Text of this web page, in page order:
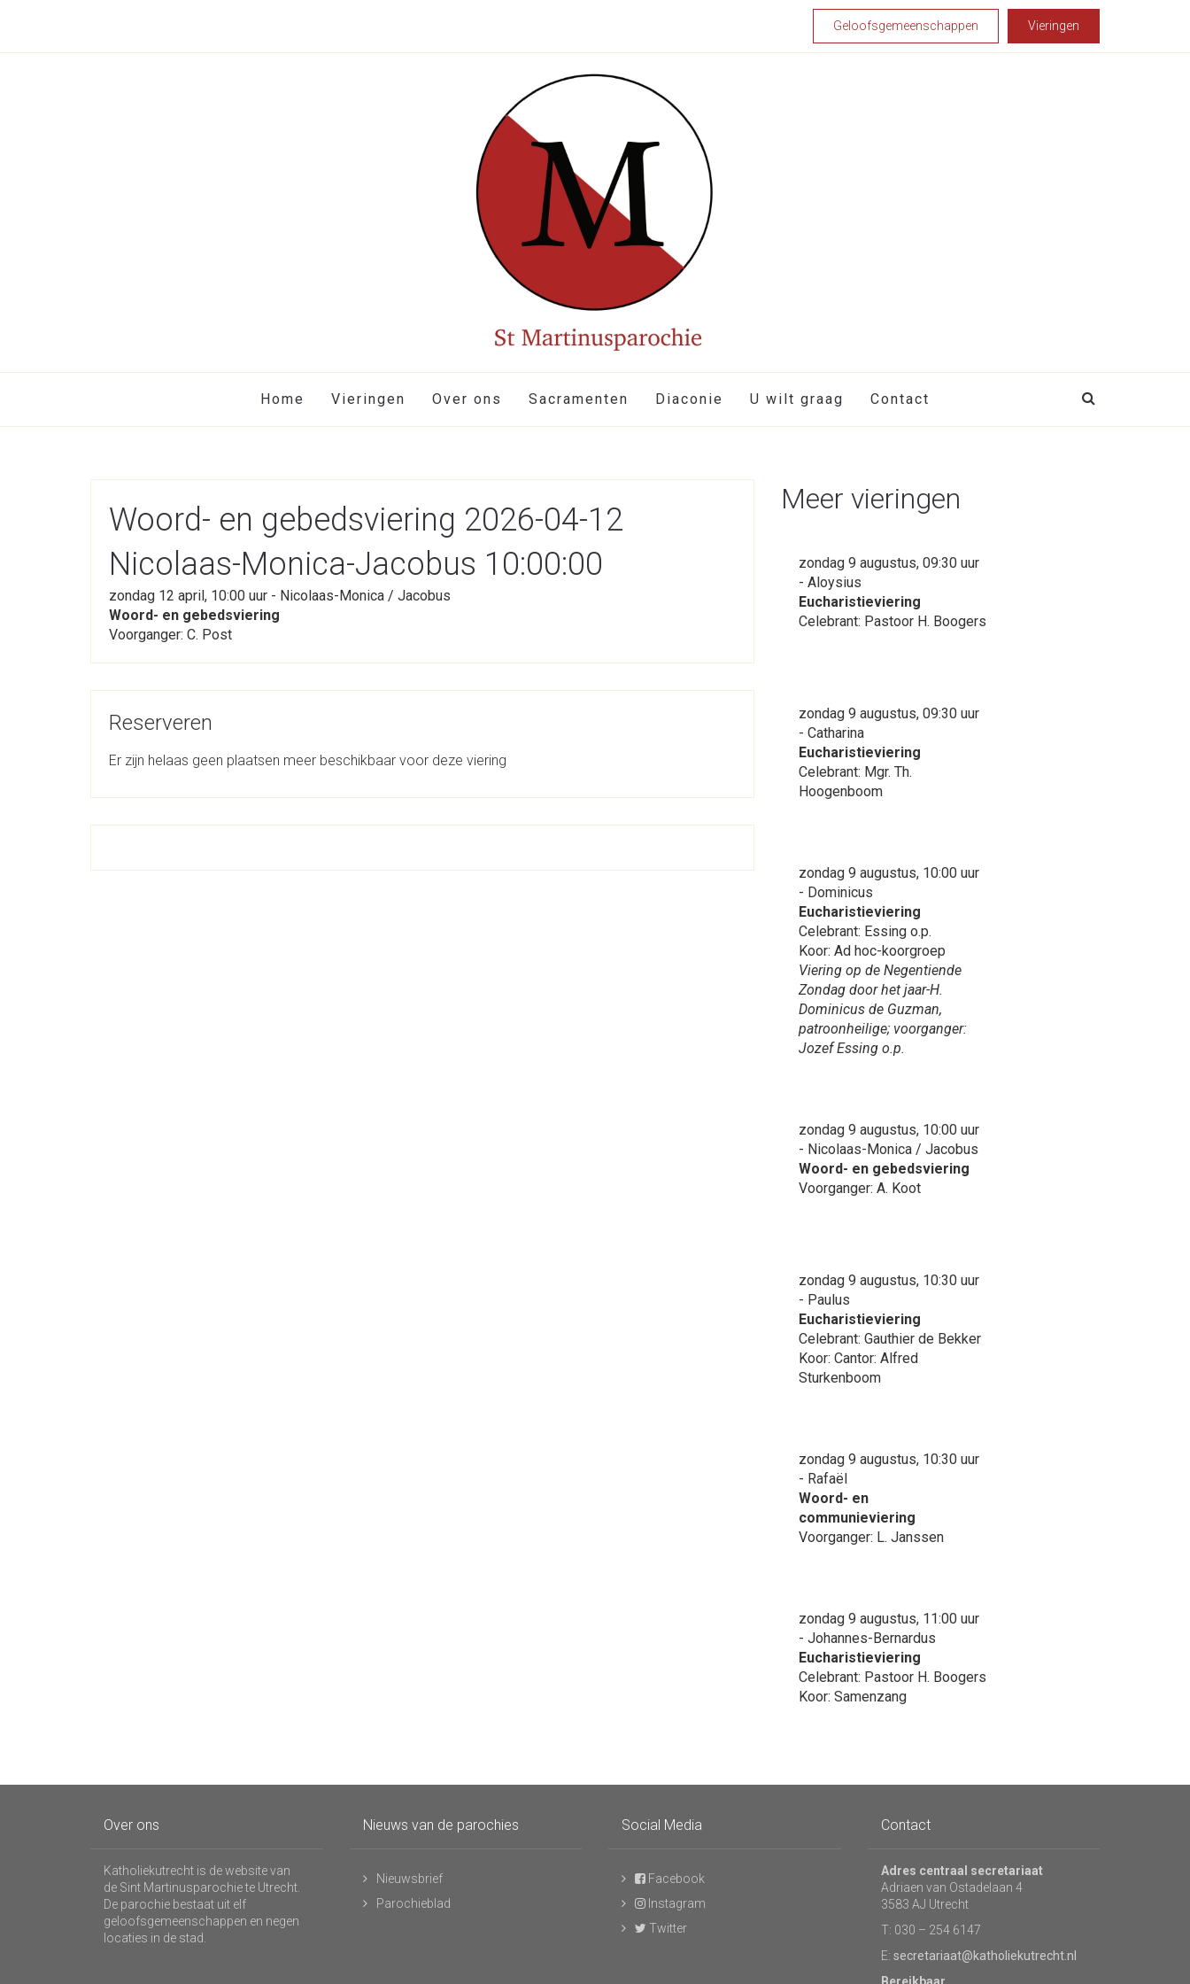
Geloofsgemeenschappen Vieringen
Home Vieringen Over ons Sacramenten Diaconie U wilt graag Contact
Woord- en gebedsviering 2026-04-12
Nicolaas-Monica-Jacobus 10:00:00
zondag 12 april, 10:00 uur - Nicolaas-Monica / Jacobus
Woord- en gebedsviering
Voorganger: C. Post
Reserveren
Er zijn helaas geen plaatsen meer beschikbaar voor deze viering
Meer vieringen
zondag 9 augustus, 09:30 uur
- Aloysius
Eucharistieviering
Celebrant: Pastoor H. Boogers
zondag 9 augustus, 09:30 uur
- Catharina
Eucharistieviering
Celebrant: Mgr. Th.
Hoogenboom
zondag 9 augustus, 10:00 uur
- Dominicus
Eucharistieviering
Celebrant: Essing o.p.
Koor: Ad hoc-koorgroep
Viering op de Negentiende
Zondag door het jaar-H.
Dominicus de Guzman,
patroonheilige; voorganger:
Jozef Essing o.p.
zondag 9 augustus, 10:00 uur
- Nicolaas-Monica / Jacobus
Woord- en gebedsviering
Voorganger: A. Koot
zondag 9 augustus, 10:30 uur
- Paulus
Eucharistieviering
Celebrant: Gauthier de Bekker
Koor: Cantor: Alfred
Sturkenboom
zondag 9 augustus, 10:30 uur
- Rafaël
Woord- en
communieviering
Voorganger: L. Janssen
zondag 9 augustus, 11:00 uur
- Johannes-Bernardus
Eucharistieviering
Celebrant: Pastoor H. Boogers
Koor: Samenzang
Over ons
Katholiekutrecht is de website van
de Sint Martinusparochie te Utrecht.
De parochie bestaat uit elf
geloofsgemeenschappen en negen
locaties in de stad.
Nieuws van de parochies
Nieuwsbrief
Parochieblad
Social Media
Facebook
Instagram
Twitter
Contact
Adres centraal secretariaat
Adriaen van Ostadelaan 4
3583 AJ Utrecht
T: 030 – 254 6147
E: secretariaat@katholiekutrecht.nl